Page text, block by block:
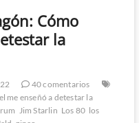
Cómo
la
40 comentarios
me enseñó a detestar la
Jim Starlin Los 80 los